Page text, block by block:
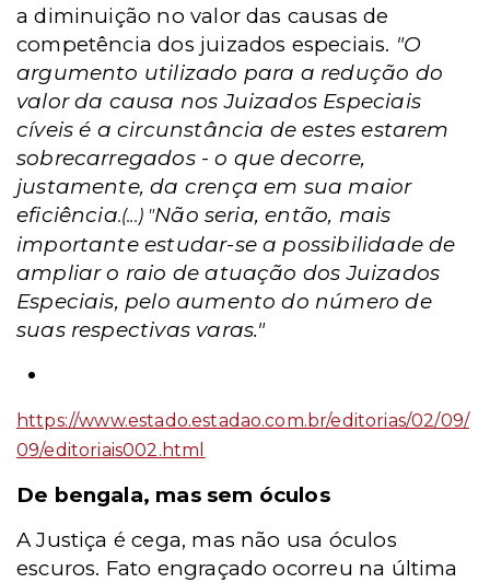
a diminuição no valor das causas de
competência dos juizados especiais. "O
argumento utilizado para a redução do
valor da causa nos Juizados Especiais
cíveis é a circunstância de estes estarem
sobrecarregados - o que decorre,
justamente, da crença em sua maior
eficiência.(...) "Não seria, então, mais
importante estudar-se a possibilidade de
ampliar o raio de atuação dos Juizados
Especiais, pelo aumento do número de
suas respectivas varas."
https://www.estado.estadao.com.br/editorias/02/09/
09/editoriais002.html
De bengala, mas sem óculos
A Justiça é cega, mas não usa óculos
escuros. Fato engraçado ocorreu na última